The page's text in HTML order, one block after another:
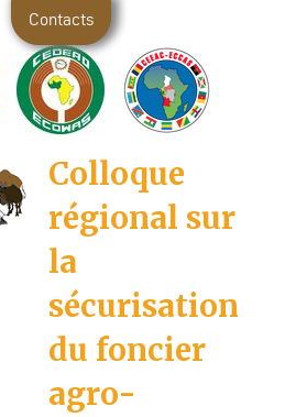
Colloque
régional sur
la
sécurisation
du foncier
agro-
Contacts